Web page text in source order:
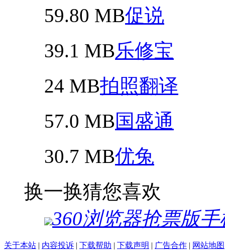
59.80 MB促说
39.1 MB乐修宝
24 MB拍照翻译
57.0 MB国盛通
30.7 MB优兔
换一换猜您喜欢
360浏览器抢票版手
关于本站 | 内容投诉 | 下载帮助 | 下载声明 | 广告合作 | 网站地图